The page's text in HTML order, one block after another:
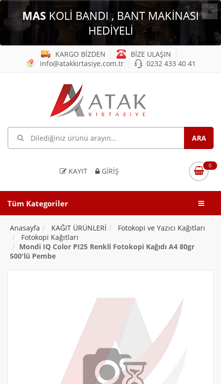
×
MAS KOLİ BANDI , BANT MAKİNASI
HEDİYELİ
KARGO BİZDEN
BİZE ULAŞIN
info@atakkirtasiye.com.tr
0232 433 40 41
KAYIT GIRIŞ
0
Tüm Kategoriler
Anasayfa KAĞIT ÜRÜNLERİ
Fotokopi ve Yazıcı Kağıtları
Fotokopi Kağıtları
Mondi IQ Color PI25 Renkli Fotokopi Kağıdı A4 80gr
500'lü Pembe